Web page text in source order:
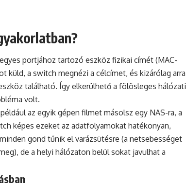
portjához tartozó eszköz fizikai címét (MAC-
küld, a switch megnézi a célcímet, és kizárólag arra
található. Így elkerülhető a fölösleges hálózati
volt.
az egyik gépen filmet másolsz egy NAS-ra, a
képes ezeket az adatfolyamokat hatékonyan,
gond tűnik el varázsütésre (a netsebességet
de a helyi hálózaton belül sokat javulhat a